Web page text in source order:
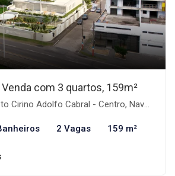
com 3 quartos, 159m²
Adolfo Cabral - Centro, Navegantes-SC
2 Vagas 159 m²